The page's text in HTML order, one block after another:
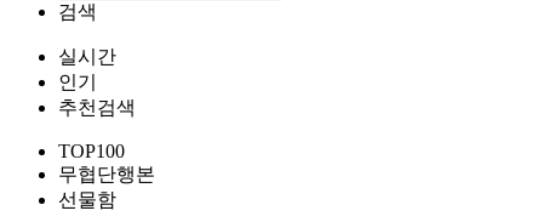
검색
실시간
인기
추천검색
TOP100
무협단행본
선물함